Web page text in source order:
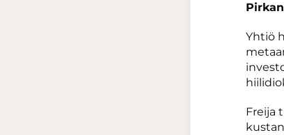
Yhtiö
Freija